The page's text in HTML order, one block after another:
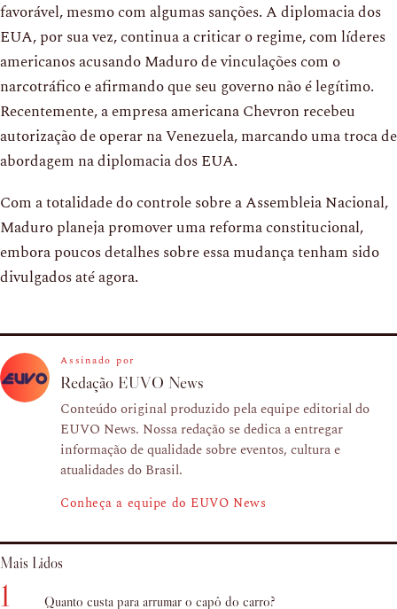
favorável, mesmo com algumas sanções. A diplomacia dos
EUA, por sua vez, continua a criticar o regime, com líderes
americanos acusando Maduro de vinculações com o
narcotráfico e afirmando que seu governo não é legítimo.
Recentemente, a empresa americana Chevron recebeu
autorização de operar na Venezuela, marcando uma troca de
abordagem na diplomacia dos EUA.
Com a totalidade do controle sobre a Assembleia Nacional,
Maduro planeja promover uma reforma constitucional,
embora poucos detalhes sobre essa mudança tenham sido
divulgados até agora.
Assinado por
Redação EUVO News
Conteúdo original produzido pela equipe editorial do
EUVO News. Nossa redação se dedica a entregar
informação de qualidade sobre eventos, cultura e
atualidades do Brasil.
Conheça a equipe do EUVO News
Mais Lidos
1 Quanto custa para arrumar o capô do carro?